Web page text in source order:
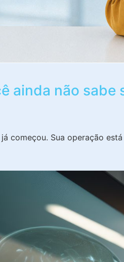
ainda não sabe
começou. Sua operação